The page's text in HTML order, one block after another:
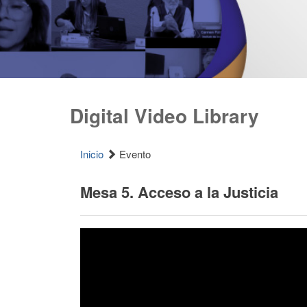
Digital Video Library
Inicio Evento
Mesa 5. Acceso a la Justicia